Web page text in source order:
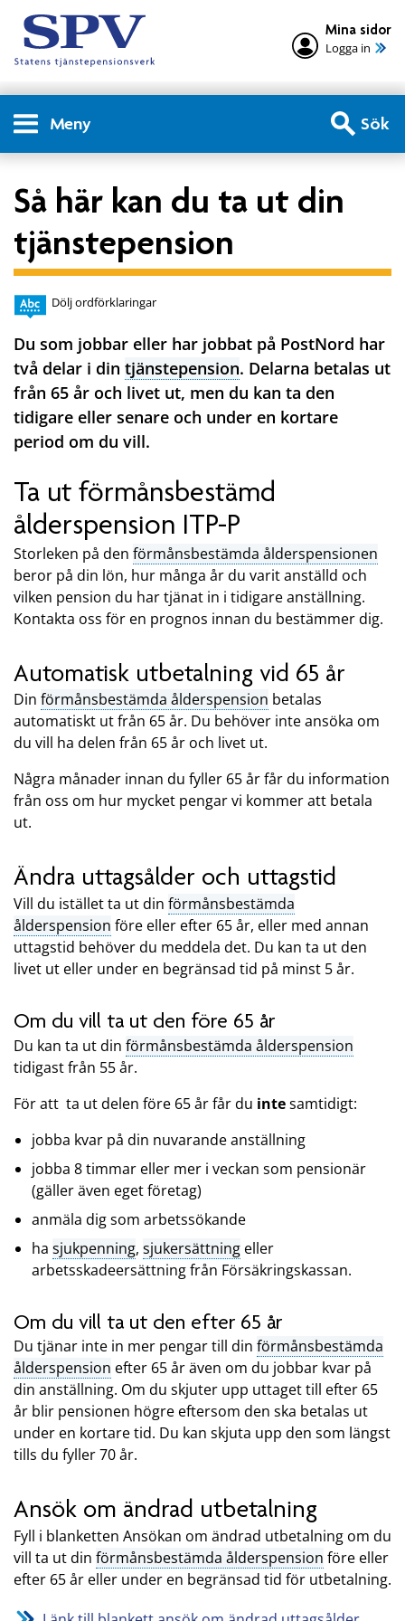
Mina sidor
Logga in
Meny Sök
Så här kan du ta ut din
tjänstepension
Dölj ordförklaringar
Du som jobbar eller har jobbat på PostNord har
två delar i din tjänstepension. Delarna betalas ut
från 65 år och livet ut, men du kan ta den
tidigare eller senare och under en kortare
period om du vill.
Ta ut förmånsbestämd
ålderspension ITP-P
Storleken på den förmånsbestämda ålderspensionen
beror på din lön, hur många år du varit anställd och
vilken pension du har tjänat in i tidigare anställning.
Kontakta oss för en prognos innan du bestämmer dig.
Automatisk utbetalning vid 65 år
Din förmånsbestämda ålderspension betalas
automatiskt ut från 65 år. Du behöver inte ansöka om
du vill ha delen från 65 år och livet ut.
Några månader innan du fyller 65 år får du information
från oss om hur mycket pengar vi kommer att betala
ut.
Ändra uttagsålder och uttagstid
Vill du istället ta ut din förmånsbestämda
ålderspension före eller efter 65 år, eller med annan
uttagstid behöver du meddela det. Du kan ta ut den
livet ut eller under en begränsad tid på minst 5 år.
Om du vill ta ut den före 65 år
Du kan ta ut din förmånsbestämda ålderspension
tidigast från 55 år.
För att ta ut delen före 65 år får du intesamtidigt:
jobba kvar på din nuvarande anställning
jobba 8 timmar eller mer i veckan som pensionär
(gäller även eget företag)
anmäla dig som arbetssökande
ha sjukpenning, sjukersättning eller
arbetsskadeersättning från Försäkringskassan.
Om du vill ta ut den efter 65 år
Du tjänar inte in mer pengar till din förmånsbestämda
ålderspension efter 65 år även om du jobbar kvar på
din anställning. Om du skjuter upp uttaget till efter 65
år blir pensionen högre eftersom den ska betalas ut
under en kortare tid. Du kan skjuta upp den som längst
tills du fyller 70 år.
Ansök om ändrad utbetalning
Fyll i blanketten Ansökan om ändrad utbetalning om du
vill ta ut din förmånsbestämda ålderspension före eller
efter 65 år eller under en begränsad tid för utbetalning.